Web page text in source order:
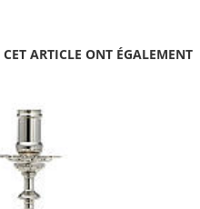
ARTICLE ONT ÉGALEMENT